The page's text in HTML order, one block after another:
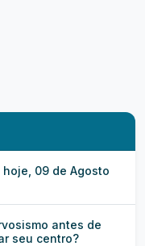
09 de Agosto
antes de
seu centro?